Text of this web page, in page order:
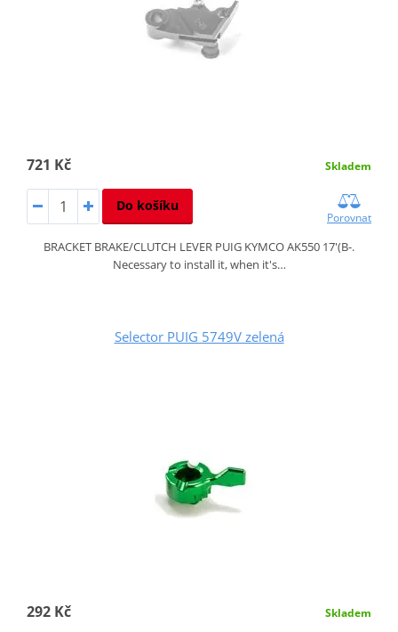
721 Kč Skladem
Do košíku
Porovnat
BRACKET BRAKE/CLUTCH LEVER PUIG KYMCO AK550 17'(B-.
Necessary to install it, when it's…
Selector PUIG 5749V zelená
292 Kč Skladem